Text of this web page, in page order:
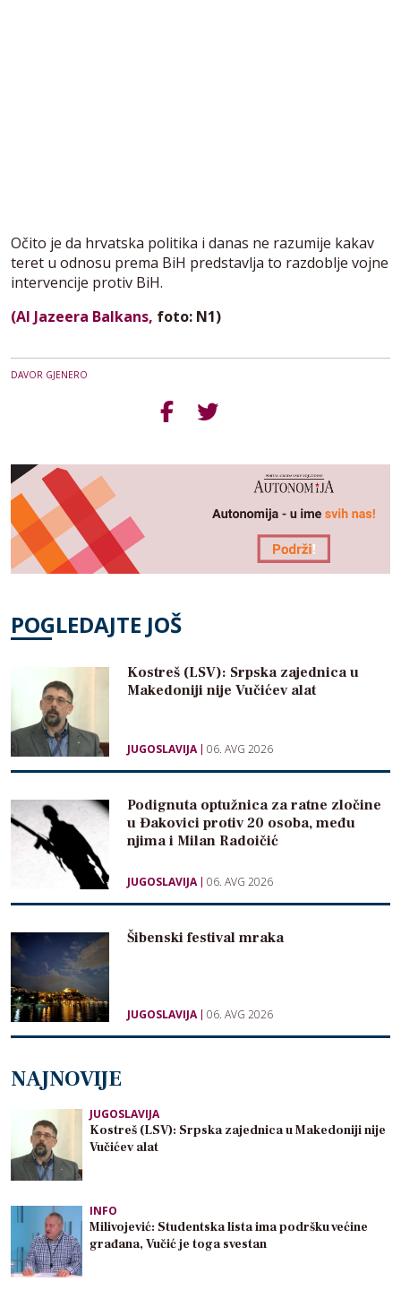
Očito je da hrvatska politika i danas ne razumije kakav
teret u odnosu prema BiH predstavlja to razdoblje vojne
intervencije protiv BiH.
(Al Jazeera Balkans, foto: N1)
DAVOR GJENERO
POGLEDAJTE JOŠ
Kostreš (LSV): Srpska zajednica u
Makedoniji nije Vučićev alat
JUGOSLAVIJA 06. AVG 2026
Podignuta optužnica za ratne zločine
u Đakovici protiv 20 osoba, među
njima i Milan Radoičić
JUGOSLAVIJA 06. AVG 2026
Šibenski festival mraka
JUGOSLAVIJA 06. AVG 2026
NAJNOVIJE
JUGOSLAVIJA
Kostreš (LSV): Srpska zajednica u Makedoniji nije
Vučićev alat
INFO
Milivojević: Studentska lista ima podršku većine
građana, Vučić je toga svestan